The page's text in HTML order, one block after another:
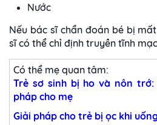
Nước
Nếu bác sĩ chẩn đoán bé bị
sĩ có thể chỉ định truyền tĩnh
Có thể mẹ quan tâm:
Trẻ sơ sinh bị ho và nôn trớ:
pháp cho mẹ
Giải pháp cho trẻ bị ọc khi